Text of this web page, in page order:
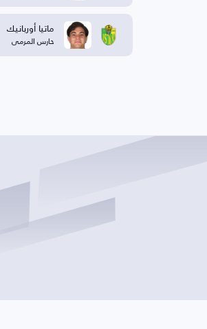
ماتيا أوربانيك
حارس المرمى